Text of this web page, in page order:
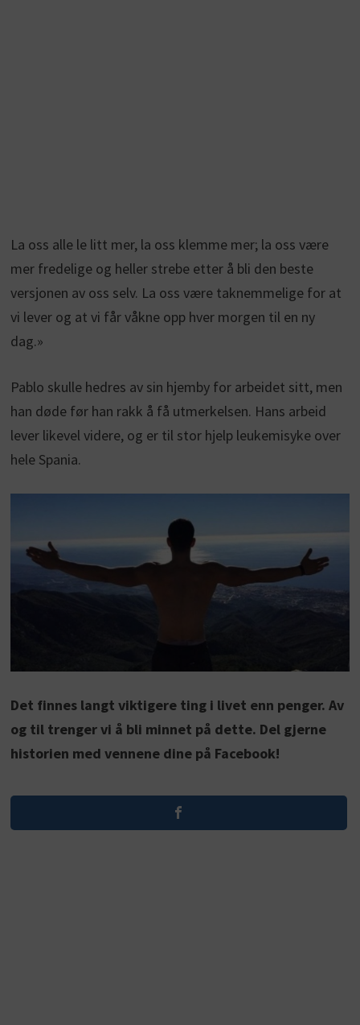
La oss alle le litt mer, la oss klemme mer; la oss være
mer fredelige og heller strebe etter å bli den beste
versjonen av oss selv. La oss være taknemmelige for at
vi lever og at vi får våkne opp hver morgen til en ny
dag.»
Pablo skulle hedres av sin hjemby for arbeidet sitt, men
han døde før han rakk å få utmerkelsen. Hans arbeid
lever likevel videre, og er til stor hjelp leukemisyke over
hele Spania.
Det finnes langt viktigere ting i livet enn penger. Av
og til trenger vi å bli minnet på dette. Del gjerne
historien med vennene dine på Facebook!